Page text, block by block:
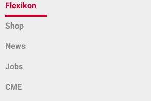
Flexikon
Shop
News
Jobs
CME